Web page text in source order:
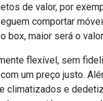
de valor, por
comportar
box, maior será o
flexível, sem
um preço justo.
climatizados e